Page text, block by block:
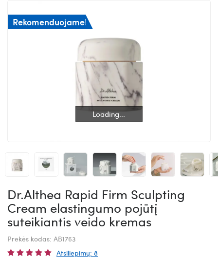
Loading...
Loading...
Rekomenduojame!
Dr.Althea Rapid Firm Sculpting
Cream elastingumo pojūtį
suteikiantis veido kremas
Prekės kodas: AB1763
Atsiliepimų: 8